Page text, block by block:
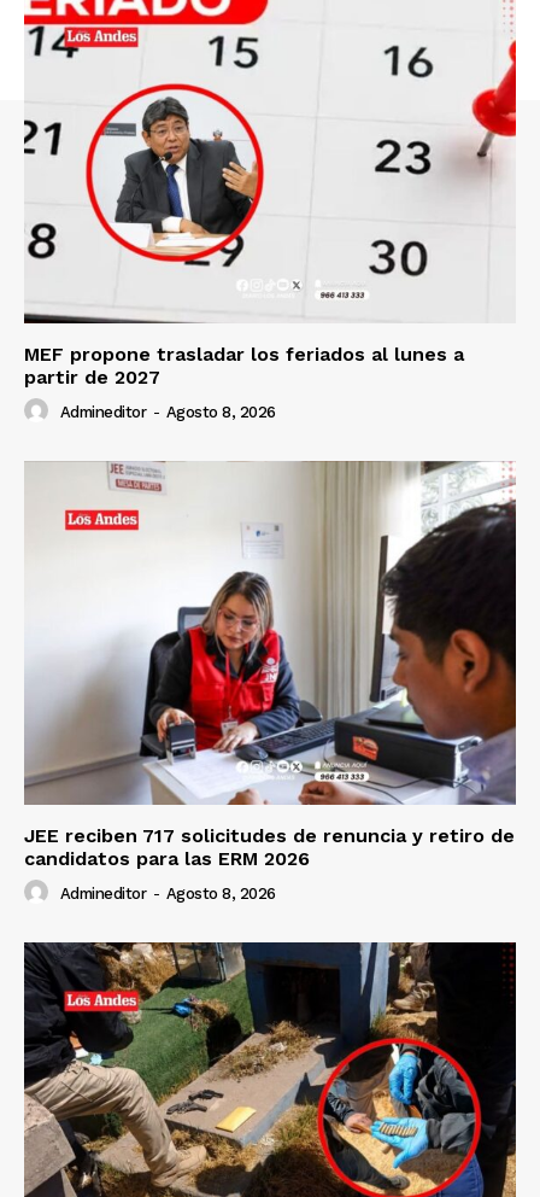
SUSCRIBETE
Diario los Andes
Prensa
MEF propone trasladar los feriados al lunes a
partir de 2027
Admineditor - Agosto 8, 2026
JEE reciben 717 solicitudes de renuncia y retiro de
candidatos para las ERM 2026
Admineditor - Agosto 8, 2026